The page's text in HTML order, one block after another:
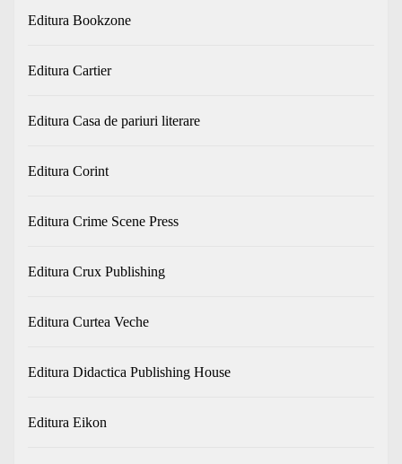
Editura Bookzone
Editura Cartier
Editura Casa de pariuri literare
Editura Corint
Editura Crime Scene Press
Editura Crux Publishing
Editura Curtea Veche
Editura Didactica Publishing House
Editura Eikon